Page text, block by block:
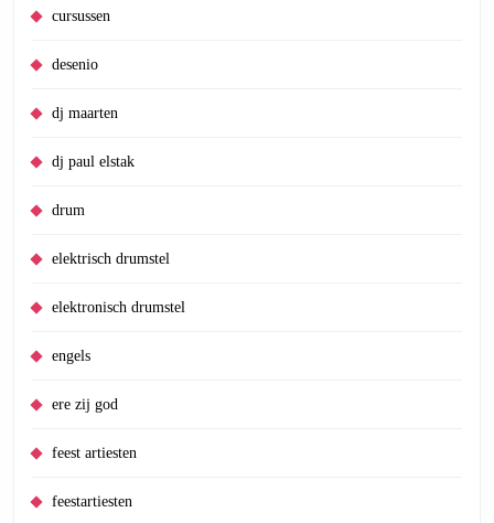
cursussen
desenio
dj maarten
dj paul elstak
drum
elektrisch drumstel
elektronisch drumstel
engels
ere zij god
feest artiesten
feestartiesten